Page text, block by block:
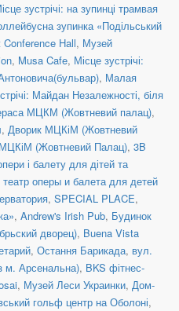
зустрічі: на зупинці трамвая
зупинка «Подільський
Conference Hall, Музей
, Musa Cafe, Місце зустрічі:
, Малая
Майдан Незалежності, біля
МЦКМ (Жовтневий палац),
, Дворик МЦКіМ (Жовтневий
(Жовтневий Палац), 3B
і балету для дітей та
театр оперы и балета для детей
, SPECIAL PLACE,
, Andrew's Irish Pub, Будинок
дворец), Buena Vista
, Остання Барикада, вул.
м. Арсенальна), BKS фітнес-
, Музей Леси Украинки, Дом-
гольф центр на Оболоні,